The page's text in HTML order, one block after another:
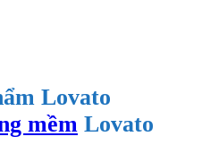
Lovato
mềm Lovato